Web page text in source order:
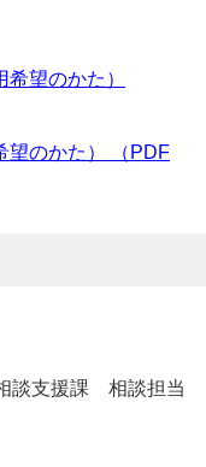
望のかた）
望のかた） （PDF
談支援課 相談担当